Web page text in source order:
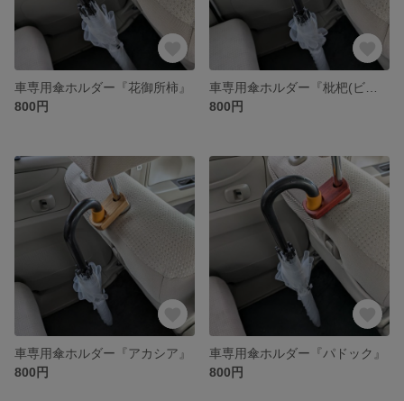
車専用傘ホルダー『花御所柿』
800円
800円
車専用傘ホルダー『アカシア』
800円
車専用傘ホルダー『パドック』
800円